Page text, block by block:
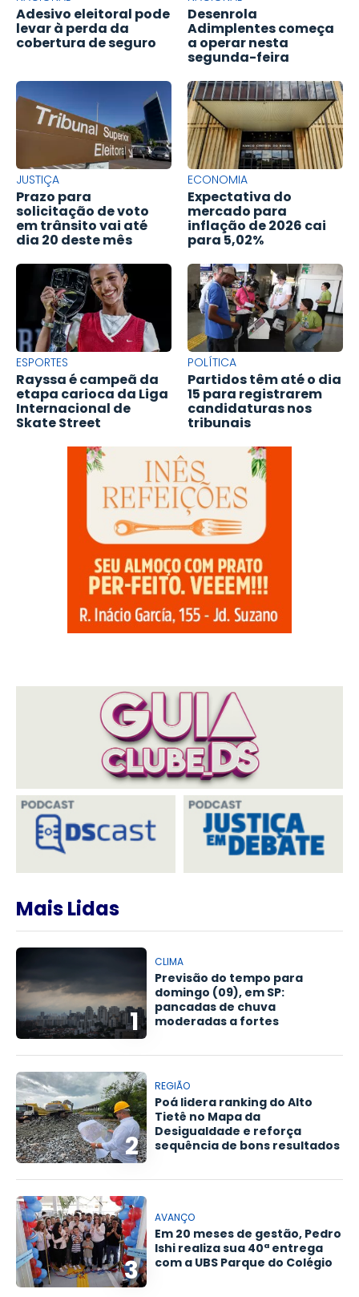
Adesivo eleitoral pode
levar à perda da
cobertura de seguro
Desenrola
Adimplentes começa
a operar nesta
segunda-feira
JUSTIÇA
Prazo para
solicitação de voto
em trânsito vai até
dia 20 deste mês
ECONOMIA
Expectativa do
mercado para
inflação de 2026 cai
para 5,02%
ESPORTES
Rayssa é campeã da
etapa carioca da Liga
Internacional de
Skate Street
POLÍTICA
Partidos têm até o dia
15 para registrarem
candidaturas nos
tribunais
Mais Lidas
1
CLIMA
Previsão do tempo para
domingo (09), em SP:
pancadas de chuva
moderadas a fortes
2
REGIÃO
Poá lidera ranking do Alto
Tietê no Mapa da
Desigualdade e reforça
sequência de bons resultados
3
AVANÇO
Em 20 meses de gestão, Pedro
Ishi realiza sua 40ª entrega
com a UBS Parque do Colégio